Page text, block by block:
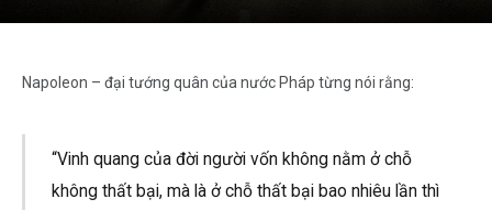
Napoleon – đại tướng quân của nước Pháp từng nói rằng:
“Vinh quang của đời người vốn không nằm ở chỗ
không thất bại, mà là ở chỗ thất bại bao nhiêu lần thì